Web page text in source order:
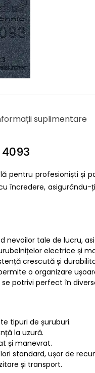
suplimentare
pentru profesioniști
încredere,
nevoilor tale de lucru,
electrice și
crescută și
o organizare
potrivi perfect în
tipuri de șuruburi.
la uzură.
și manevrat.
standard, ușor de
și transport.